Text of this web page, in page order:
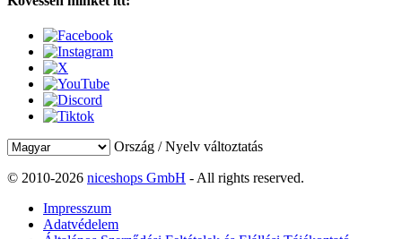
Ország / Nyelv változtatás
© 2010-2026 niceshops GmbH - All rights reserved.
Impresszum
Adatvédelem